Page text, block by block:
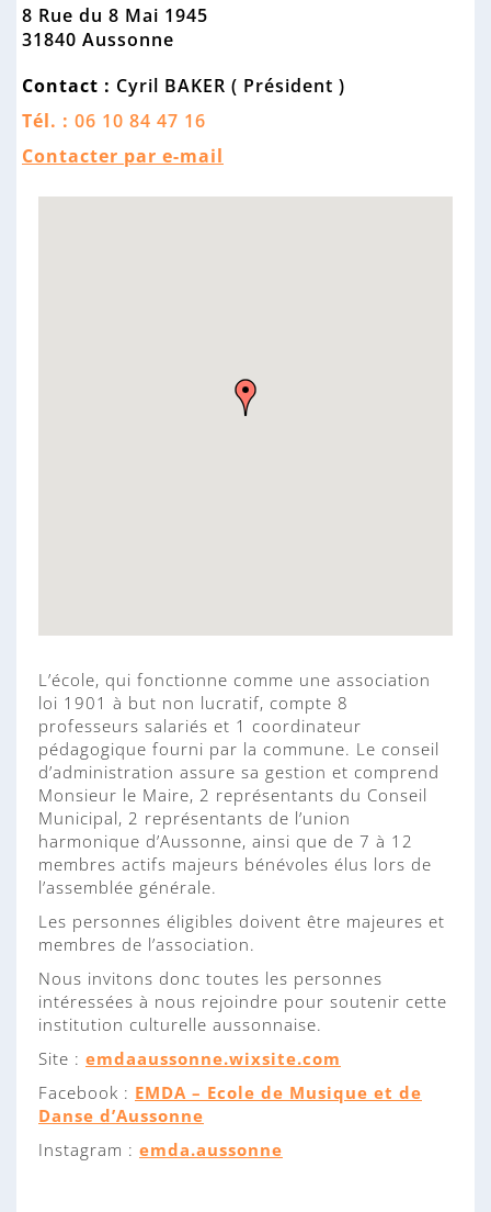
8 Rue du 8 Mai 1945
31840 Aussonne
Contact : Cyril BAKER ( Président )
Tél. : 06 10 84 47 16
Contacter par e-mail
L’école, qui fonctionne comme une association
loi 1901 à but non lucratif, compte 8
professeurs salariés et 1 coordinateur
pédagogique fourni par la commune. Le conseil
d’administration assure sa gestion et comprend
Monsieur le Maire, 2 représentants du Conseil
Municipal, 2 représentants de l’union
harmonique d’Aussonne, ainsi que de 7 à 12
membres actifs majeurs bénévoles élus lors de
l’assemblée générale.
Les personnes éligibles doivent être majeures et
membres de l’association.
Nous invitons donc toutes les personnes
intéressées à nous rejoindre pour soutenir cette
institution culturelle aussonnaise.
Site : emdaaussonne.wixsite.com
Facebook : EMDA – Ecole de Musique et de
Danse d’Aussonne
Instagram : emda.aussonne